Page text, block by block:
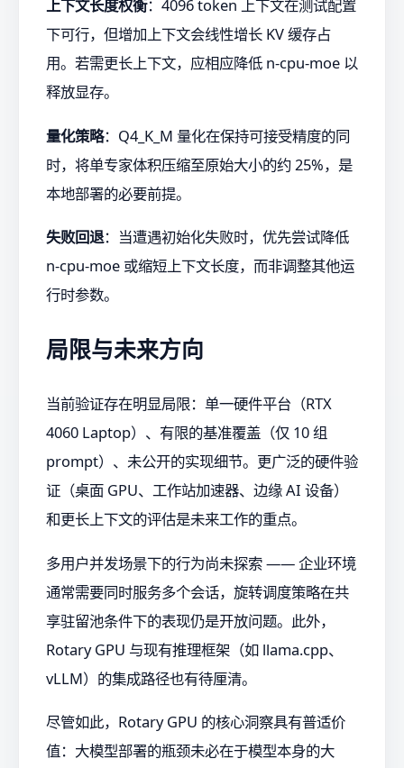
上下文长度权衡：4096 token 上下文在测试配置
下可行，但增加上下文会线性增长 KV 缓存占
用。若需更长上下文，应相应降低 n-cpu-moe 以
释放显存。
量化策略：Q4_K_M 量化在保持可接受精度的同
时，将单专家体积压缩至原始大小的约 25%，是
本地部署的必要前提。
失败回退：当遭遇初始化失败时，优先尝试降低
n-cpu-moe 或缩短上下文长度，而非调整其他运
行时参数。
局限与未来方向
当前验证存在明显局限：单一硬件平台（RTX
4060 Laptop）、有限的基准覆盖（仅 10 组
prompt）、未公开的实现细节。更广泛的硬件验
证（桌面 GPU、工作站加速器、边缘 AI 设备）
和更长上下文的评估是未来工作的重点。
多用户并发场景下的行为尚未探索 —— 企业环境
通常需要同时服务多个会话，旋转调度策略在共
享驻留池条件下的表现仍是开放问题。此外，
Rotary GPU 与现有推理框架（如 llama.cpp、
vLLM）的集成路径也有待厘清。
尽管如此，Rotary GPU 的核心洞察具有普适价
值：大模型部署的瓶颈未必在于模型本身的大